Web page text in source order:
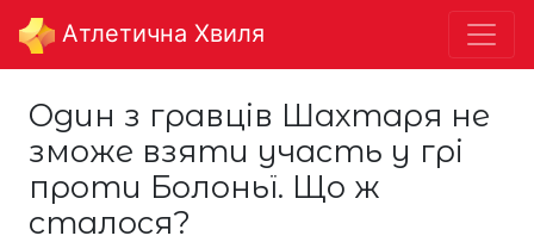
Aтлетична Хвиля
Один з гравців Шахтаря не
зможе взяти участь у грі
проти Болоньї. Що ж
сталося?